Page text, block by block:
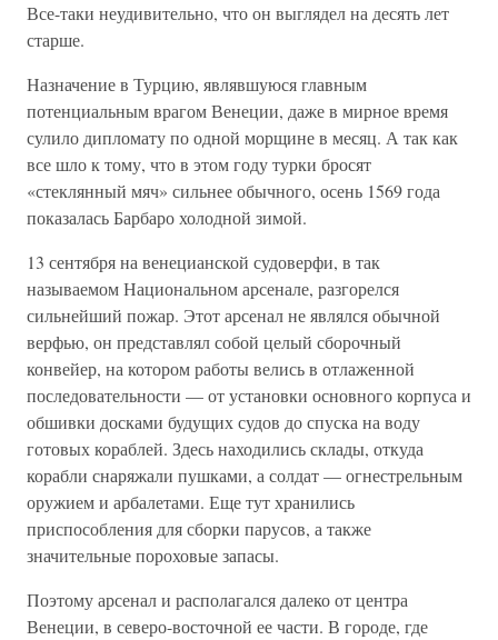
Все-таки неудивительно, что он выглядел на десять лет
старше.
Назначение в Турцию, являвшуюся главным
потенциальным врагом Венеции, даже в мирное время
сулило дипломату по одной морщине в месяц. А так как
все шло к тому, что в этом году турки бросят
«стеклянный мяч» сильнее обычного, осень 1569 года
показалась Барбаро холодной зимой.
13 сентября на венецианской судоверфи, в так
называемом Национальном арсенале, разгорелся
сильнейший пожар. Этот арсенал не являлся обычной
верфью, он представлял собой целый сборочный
конвейер, на котором работы велись в отлаженной
последовательности — от установки основного корпуса и
обшивки досками будущих судов до спуска на воду
готовых кораблей. Здесь находились склады, откуда
корабли снаряжали пушками, а солдат — огнестрельным
оружием и арбалетами. Еще тут хранились
приспособления для сборки парусов, а также
значительные пороховые запасы.
Поэтому арсенал и располагался далеко от центра
Венеции, в северо-восточной ее части. В городе, где